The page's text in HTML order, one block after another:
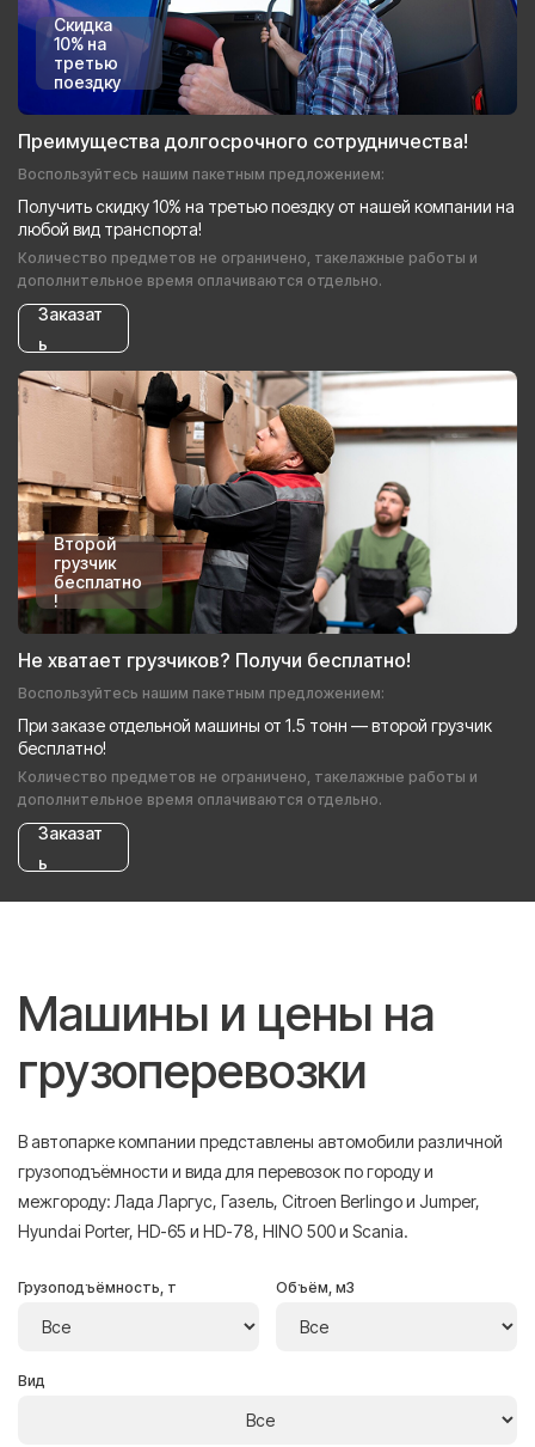
Скидка
10% на
третью
поездку
Преимущества долгосрочного сотрудничества!
Воспользуйтесь нашим пакетным предложением:
Получить скидку 10% на третью поездку от нашей компании на
любой вид транспорта!
Количество предметов не ограничено, такелажные работы и
дополнительное время оплачиваются отдельно.
Заказат
ь
Второй
грузчик
бесплатно
!
Не хватает грузчиков? Получи бесплатно!
Воспользуйтесь нашим пакетным предложением:
При заказе отдельной машины от 1.5 тонн — второй грузчик
бесплатно!
Количество предметов не ограничено, такелажные работы и
дополнительное время оплачиваются отдельно.
Заказат
ь
Машины и цены на
грузоперевозки
В автопарке компании представлены автомобили различной
грузоподъёмности и вида для перевозок по городу и
межгороду: Лада Ларгус, Газель, Citroen Berlingo и Jumper,
Hyundai Porter, HD-65 и HD-78, HINO 500 и Scania.
Грузоподъёмность, т Объём, м3
Вид